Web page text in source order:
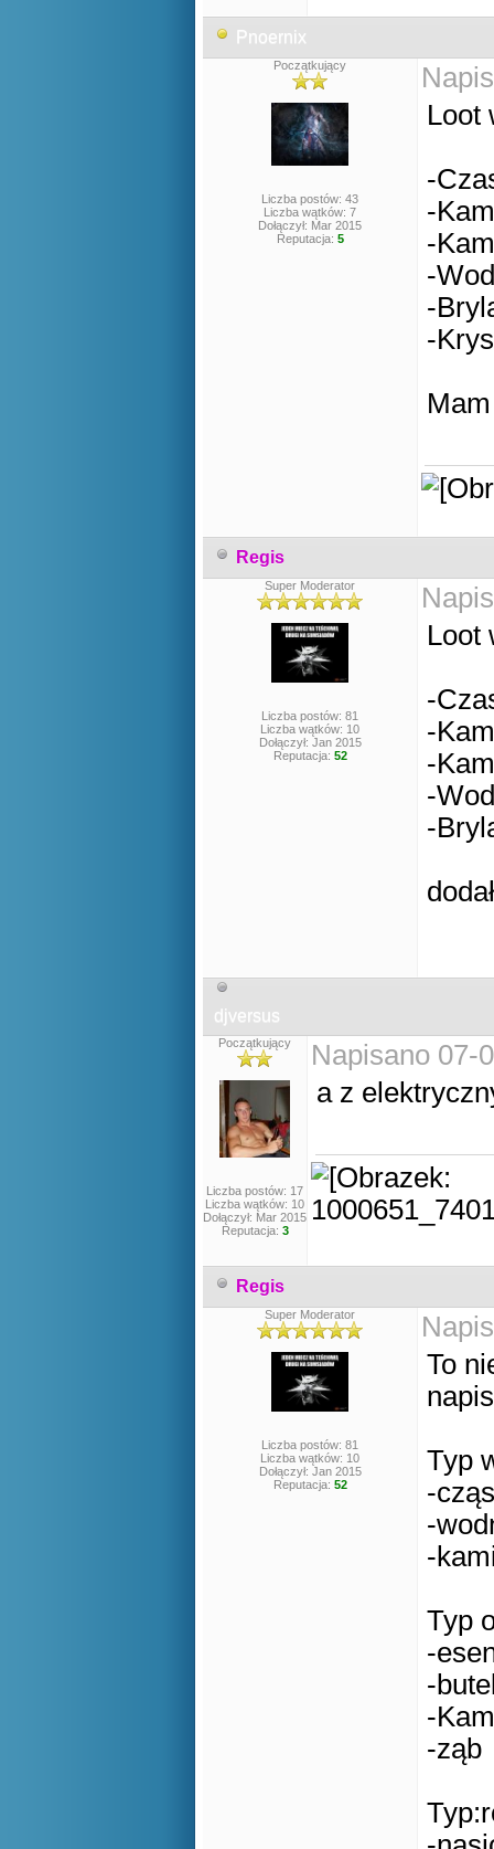
Pnoernix
Początkujący
Liczba postów: 43
Liczba wątków: 7
Dołączył: Mar 2015
Reputacja: 5
Loot
-
-
-
-
-
-
Regis
Super Moderator
Liczba postów: 81
Liczba wątków: 10
Dołączył: Jan 2015
Reputacja: 52
Loot
-
-
-
-
-
djversus
Początkujący
Liczba postów: 17
Liczba wątków: 10
Dołączył: Mar 2015
Reputacja: 3
Napisano 07-
a z
Regis
Super Moderator
Liczba postów: 81
Liczba wątków: 10
Dołączył: Jan 2015
Reputacja: 52
To
Typ
-
-
-
Typ
-
-
-
-ząb